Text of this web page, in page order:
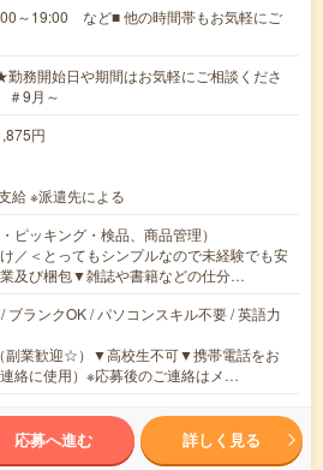
～19:00 など■ 他の時間帯もお気軽にご
務開始日や期間はお気軽にご相談くださ
9月～
円
給 ※派遣先による
ピッキング・検品、商品管理）
／＜とってもシンプルなので未経験でも安
及び梱包▼雑誌や書籍などの仕分…
/ ブランクOK / パソコンスキル不要 / 英語力
副業歓迎☆）▼高校生不可▼携帯電話をお
絡に使用）※応募後のご連絡はメ…
応募へ進む 詳しく見る